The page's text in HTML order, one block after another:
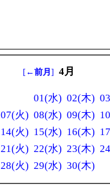
[ ←前月 ] 4月
01(水) 02(木)
07(火) 08(水) 09(木)
14(火) 15(水) 16(木)
21(火) 22(水) 23(木)
28(火) 29(水) 30(木)